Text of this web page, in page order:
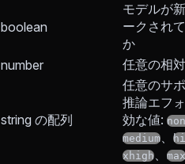
boolean
モデルが
ークされ
か
number 任意の相
string の配列
任意のサ
推論エフ
効な値:
medium、
xhigh、 max